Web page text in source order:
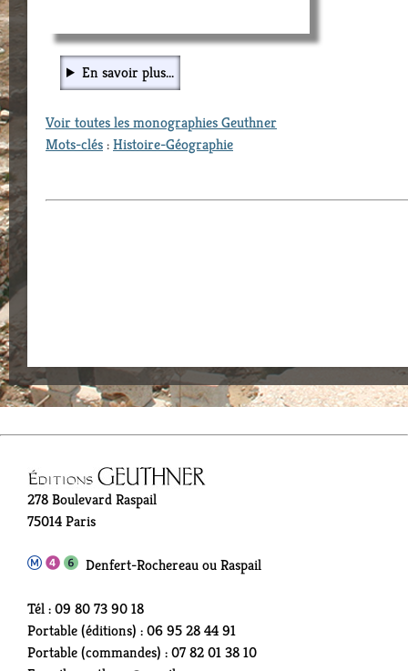
En savoir plus...
Voir toutes les monographies Geuthner
Mots-clés:Histoire-Géographie
278 Boulevard Raspail
75014 Paris
Denfert-Rochereau ou Raspail
Tél : 09 80 73 90 18
Portable (éditions) : 06 95 28 44 91
Portable (commandes) : 07 82 01 38 10